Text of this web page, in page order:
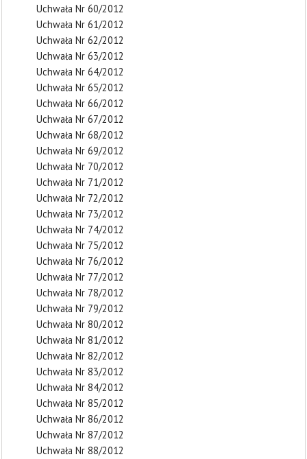
Uchwała Nr 60/2012
Uchwała Nr 61/2012
Uchwała Nr 62/2012
Uchwała Nr 63/2012
Uchwała Nr 64/2012
Uchwała Nr 65/2012
Uchwała Nr 66/2012
Uchwała Nr 67/2012
Uchwała Nr 68/2012
Uchwała Nr 69/2012
Uchwała Nr 70/2012
Uchwała Nr 71/2012
Uchwała Nr 72/2012
Uchwała Nr 73/2012
Uchwała Nr 74/2012
Uchwała Nr 75/2012
Uchwała Nr 76/2012
Uchwała Nr 77/2012
Uchwała Nr 78/2012
Uchwała Nr 79/2012
Uchwała Nr 80/2012
Uchwała Nr 81/2012
Uchwała Nr 82/2012
Uchwała Nr 83/2012
Uchwała Nr 84/2012
Uchwała Nr 85/2012
Uchwała Nr 86/2012
Uchwała Nr 87/2012
Uchwała Nr 88/2012